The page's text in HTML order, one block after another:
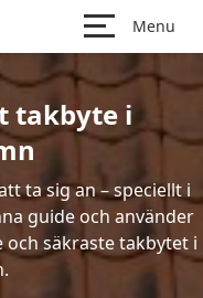
Menu
takbyte i
ta sig an – speciellt i
guide och använder
säkraste takbytet i